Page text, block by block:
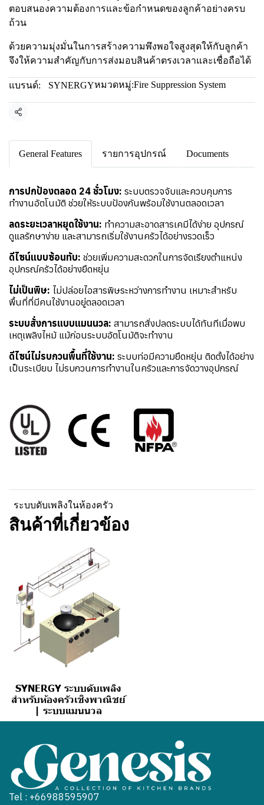
ตอบสนองความต้องการและข้อกำหนดของลูกค้าอย่างครบ
ถ้วน
ด้วยความมุ่งมั่นในการสร้างความพึงพอใจสูงสุดให้กับลูกค้า
จึงให้ความสำคัญกับการส่งมอบสินค้าตรงเวลาและเชื่อถือได้
แบรนด์: SYNERGYหมวดหมู่:Fire Suppression System
แชร์
General Features รายการอุปกรณ์ Documents
การปกป้องตลอด 24 ชั่วโมง: ระบบตรวจจับและควบคุมการ
ทำงานอัตโนมัติ ช่วยให้ระบบป้องกันพร้อมใช้งานตลอดเวลา
ลดระยะเวลาหยุดใช้งาน: ทำความสะอาดสารเคมีได้ง่าย อุปกรณ์
ดูแลรักษาง่าย และสามารถเริ่มใช้งานครัวได้อย่างรวดเร็ว
ดีไซน์แบบซ้อนทับ: ช่วยเพิ่มความสะดวกในการจัดเรียงตำแหน่ง
อุปกรณ์ครัวได้อย่างยืดหยุ่น
ไม่เป็นพิษ: ไม่ปล่อยไอสารพิษระหว่างการทำงาน เหมาะสำหรับ
พื้นที่ที่มีคนใช้งานอยู่ตลอดเวลา
ระบบสั่งการแบบแมนนวล: สามารถสั่งปลดระบบได้ทันทีเมื่อพบ
เหตุเพลิงไหม้ แม้ก่อนระบบอัตโนมัติจะทำงาน
ดีไซน์ไม่รบกวนพื้นที่ใช้งาน: ระบบท่อมีความยืดหยุ่น ติดตั้งได้อย่าง
เป็นระเบียบ ไม่รบกวนการทำงานในครัวและการจัดวางอุปกรณ์
ระบบดับเพลิงในห้องครัว
สินค้าที่เกี่ยวข้อง
SYNERGY ระบบดับเพลิง
สำหรับห้องครัวเชิงพาณิชย์
| ระบบแมนนวล
Tel : +66988595907